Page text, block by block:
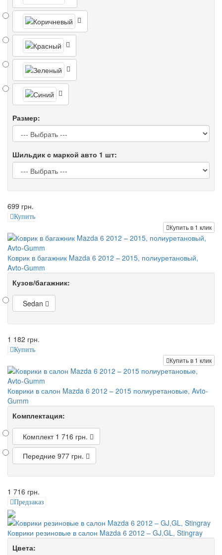
Размер:
Шильдик с маркой авто 1 шт:
699 грн.
Купить
Купить в 1 клик
Коврик в багажник Mazda 6 2012 – 2015, полиуретановый,
Avto-Gumm
Кузов/багажник:
Sedan
1 182 грн.
Купить
Купить в 1 клик
Коврики в салон Mazda 6 2012 – 2015 полиуретановые, Avto-
Gumm
Комплектация:
Комплект 1 716 грн.
Передние 977 грн.
1 716 грн.
Предзаказ
Коврики резиновые в салон Mazda 6 2012 – GJ,GL, Stingray
Цвета: